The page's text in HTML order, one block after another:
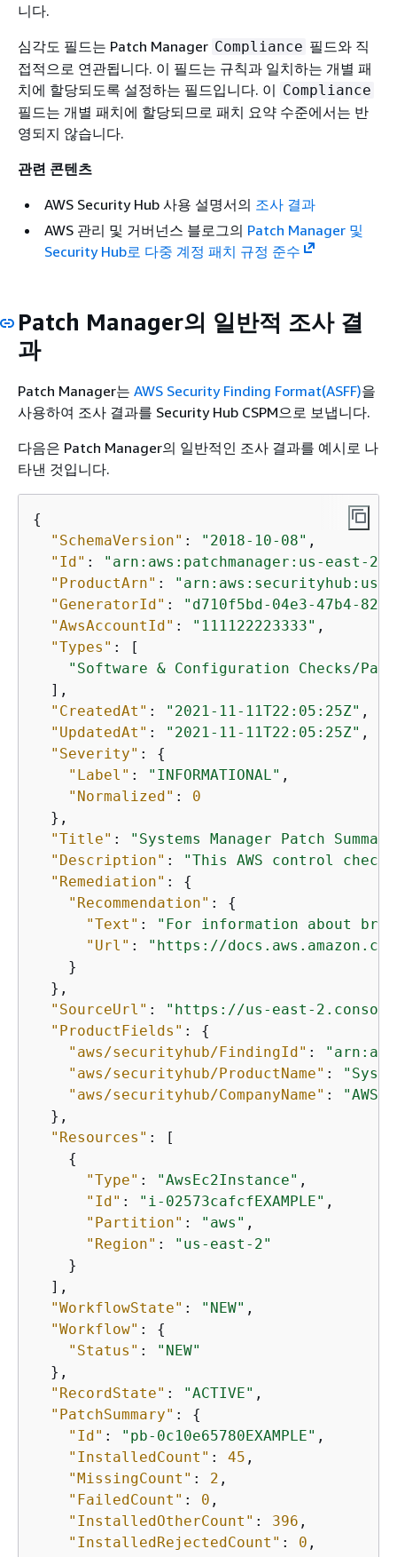
니다.
심각도 필드는 Patch Manager Compliance 필드와 직
접적으로 연관됩니다. 이 필드는 규칙과 일치하는 개별 패
치에 할당되도록 설정하는 필드입니다. 이 Compliance
필드는 개별 패치에 할당되므로 패치 요약 수준에서는 반
영되지 않습니다.
관련 콘텐츠
AWS Security Hub 사용 설명서의 조사 결과
AWS 관리 및 거버넌스 블로그의 Patch Manager 및
Security Hub로 다중 계정 패치 규정 준수
Patch Manager의 일반적 조사 결
과
Patch Manager는 AWS Security Finding Format(ASFF)을
사용하여 조사 결과를 Security Hub CSPM으로 보냅니다.
다음은 Patch Manager의 일반적인 조사 결과를 예시로 나
타낸 것입니다.
{
"SchemaVersion" : "2018-10-08" ,
"Id" :
"arn:aws:patchmanager:us-east-
"ProductArn" :
"arn:aws:securityhub:us-
"GeneratorId" :
"d710f5bd-04e3-47b4-
"AwsAccountId" : "111122223333" ,
"Types" : [
"Software & Configuration Checks/
  ],
"CreatedAt" : "2021-11-11T22:05:25Z" ,
"UpdatedAt" : "2021-11-11T22:05:25Z" ,
"Severity" : {
"Label" : "INFORMATIONAL" ,
"Normalized" : 0
  },
"Title" :
"Systems Manager Patch
"Description" :
"This AWS control
"Remediation" : {
"Recommendation" : {
"Text" :
"For information about
"Url" :
"https://
    }
  },
"SourceUrl" :
"https://us-east-
"ProductFields" : {
"aws/securityhub/FindingId" :
"aws/securityhub/ProductName" :
"aws/securityhub/CompanyName" :
"AWS"
  },
"Resources" : [
{
"Type" : "AwsEc2Instance" ,
"Id" : "i-02573cafcfEXAMPLE" ,
"Partition" : "aws" ,
"Region" :
"us-east-2"
    }
  ],
"WorkflowState" : "NEW" ,
"Workflow" : {
"Status" :
"NEW"
  },
"RecordState" : "ACTIVE" ,
"PatchSummary" : {
"Id" : "pb-0c10e65780EXAMPLE" ,
"InstalledCount" : 45 ,
"MissingCount" : 2 ,
"FailedCount" : 0 ,
"InstalledOtherCount" : 396 ,
"InstalledRejectedCount" : 0 ,